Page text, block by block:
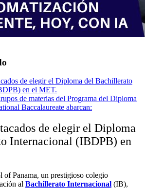
de elegir el Diploma del Bachillerato
en el MET.
de materias del Programa del Diploma
Baccalaureate abarcan:
de elegir el Diploma
Internacional (IBDPB) en
Panama, un prestigioso colegio
al Bachillerato Internacional (IB),